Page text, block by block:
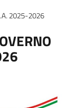
2025-2026